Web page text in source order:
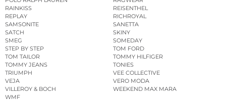
RAINKISS
REISENTHEL
REPLAY
RICHROYAL
SAMSONITE
SANETTA
SATCH
SKINY
SMEG
SOMEDAY
STEP BY STEP
TOM FORD
TOM TAILOR
TOMMY HILFIGER
TOMMY JEANS
TONIES
TRIUMPH
VEE COLLECTIVE
VEJA
VERO MODA
VILLEROY & BOCH
WEEKEND MAX MARA
WMF